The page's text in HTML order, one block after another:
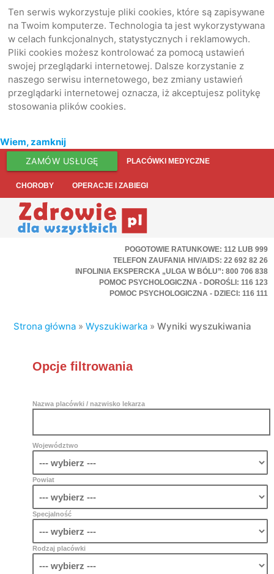
Ten serwis wykorzystuje pliki cookies, które są zapisywane
na Twoim komputerze. Technologia ta jest wykorzystywana
w celach funkcjonalnych, statystycznych i reklamowych.
Pliki cookies możesz kontrolować za pomocą ustawień
swojej przeglądarki internetowej. Dalsze korzystanie z
naszego serwisu internetowego, bez zmiany ustawień
przeglądarki internetowej oznacza, iż akceptujesz politykę
stosowania plików cookies.
Wiem, zamknij
ZAMÓW USŁUGĘ PLACÓWKI MEDYCZNE
CHOROBY OPERACJE I ZABIEGI
POGOTOWIE RATUNKOWE: 112 LUB 999
TELEFON ZAUFANIA HIV/AIDS: 22 692 82 26
INFOLINIA EKSPERCKA „ULGA W BÓLU”: 800 706 838
POMOC PSYCHOLOGICZNA - DOROŚLI: 116 123
POMOC PSYCHOLOGICZNA - DZIECI: 116 111
Strona główna »Wyszukiwarka »Wyniki wyszukiwania
Opcje filtrowania
Nazwa placówki / nazwisko lekarza
Województwo
Powiat
Specjalność
Rodzaj placówki